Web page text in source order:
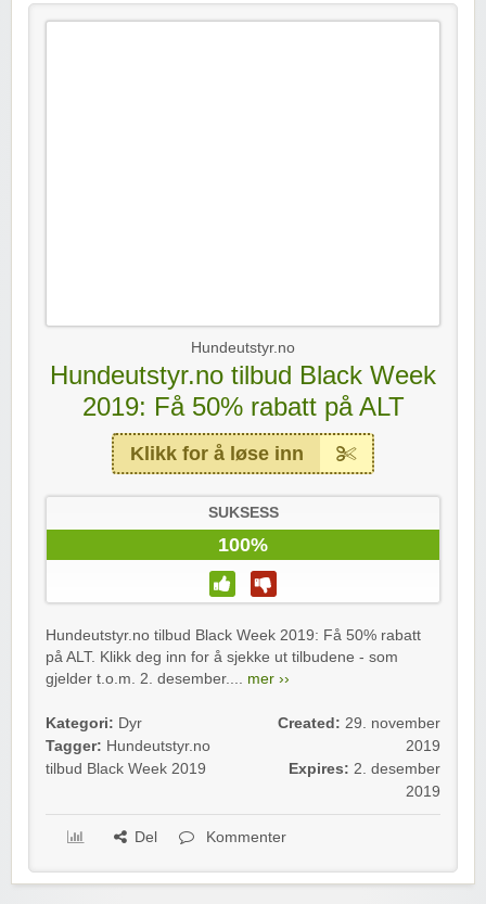
Hundeutstyr.no
Hundeutstyr.no tilbud Black Week
2019: Få 50% rabatt på ALT
Klikk for å løse inn
SUKSESS
100%
Hundeutstyr.no tilbud Black Week 2019: Få 50% rabatt
på ALT. Klikk deg inn for å sjekke ut tilbudene - som
gjelder t.o.m. 2. desember.... mer ››
Kategori: Dyr
Tagger: Hundeutstyr.no
tilbud Black Week 2019
Created: 29. november
2019
Expires: 2. desember
2019
Del Kommenter